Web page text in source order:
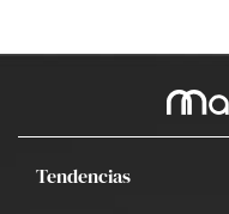
Tendencias